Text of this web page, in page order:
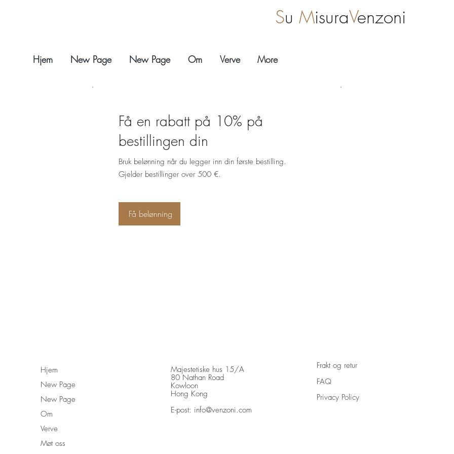
Hjem New Page New Page Om Verve More
Su MisuraVenzoni
Få en rabatt på 10% på
bestillingen din
Bruk belønning når du legger inn din første bestilling.
Få belønning
Gjelder bestillinger over 500 €.
Hjem
New Page
New Page
Om
Verve
Møt oss
Majestetiske hus 15/A
80 Nathan Road
Kowloon
Hong Kong
E-post: info@venzoni.com
Frakt og retur
FAQ
Privacy Policy